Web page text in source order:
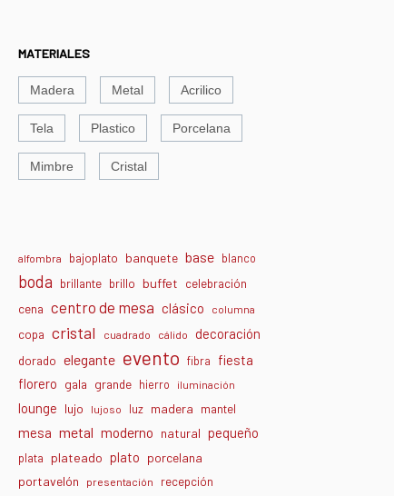
MATERIALES
Madera Metal Acrilico
Tela Plastico Porcelana
Mimbre Cristal
alfombra bajoplato banquete base blanco
boda brillante brillo buffet celebración
cena centro de mesa clásico columna
copa cristal cuadrado cálido decoración
dorado elegante evento fibra fiesta
florero gala grande hierro iluminación
lounge lujo lujoso luz madera mantel
mesa metal moderno natural pequeño
plata plateado plato porcelana
portavelón
presentación recepción